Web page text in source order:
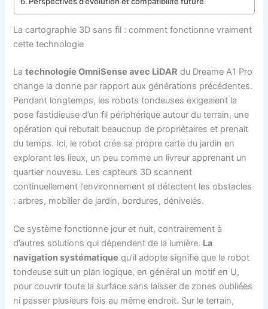
La cartographie 3D sans fil : comment fonctionne vraiment
cette technologie
Latechnologie OmniSense avec LiDAR du Dreame A1 Pro
change la donne par rapport aux générations précédentes.
Pendant longtemps, les robots tondeuses exigeaient la
pose fastidieuse d’un fil périphérique autour du terrain, une
opération qui rebutait beaucoup de propriétaires et prenait
du temps. Ici, le robot crée sa propre carte du jardin en
explorant les lieux, un peu comme un livreur apprenant un
quartier nouveau. Les capteurs 3D scannent
continuellement l’environnement et détectent les obstacles
: arbres, mobilier de jardin, bordures, dénivelés.
Ce système fonctionne jour et nuit, contrairement à
d’autres solutions qui dépendent de la lumière. La
navigation systématique qu’il adopte signifie que le robot
tondeuse suit un plan logique, en général un motif en U,
pour couvrir toute la surface sans laisser de zones oubliées
ni passer plusieurs fois au même endroit. Sur le terrain,